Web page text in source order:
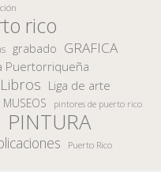
rico
grabado GRAFICA
Puertorriqueña
Libros Liga de arte
MUSEOS pintores de puerto rico
PINTURA
Puerto Rico